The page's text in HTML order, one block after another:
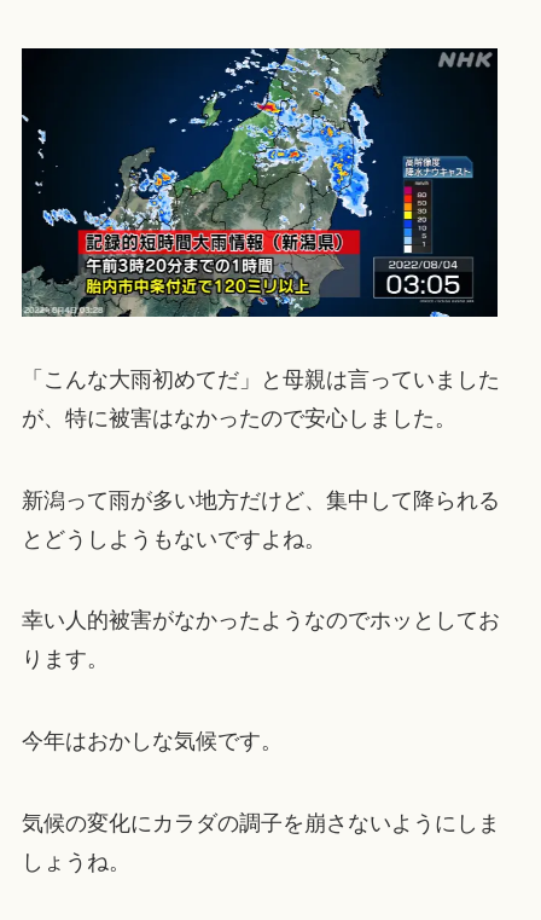
「こんな大雨初めてだ」と母親は言っていました
が、特に被害はなかったので安心しました。
新潟って雨が多い地方だけど、集中して降られる
とどうしようもないですよね。
幸い人的被害がなかったようなのでホッとしてお
ります。
今年はおかしな気候です。
気候の変化にカラダの調子を崩さないようにしま
しょうね。